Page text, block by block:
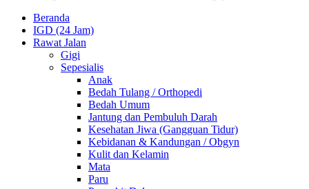
Beranda
IGD (24 Jam)
Rawat Jalan
Gigi
Sepesialis
Anak
Bedah Tulang / Orthopedi
Bedah Umum
Jantung dan Pembuluh Darah
Kesehatan Jiwa (Gangguan Tidur)
Kebidanan & Kandungan / Obgyn
Kulit dan Kelamin
Mata
Paru